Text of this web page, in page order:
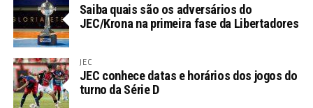
Saiba quais são os adversários do
JEC/Krona na primeira fase da Libertadores
JEC
JEC conhece datas e horários dos jogos do
turno da Série D